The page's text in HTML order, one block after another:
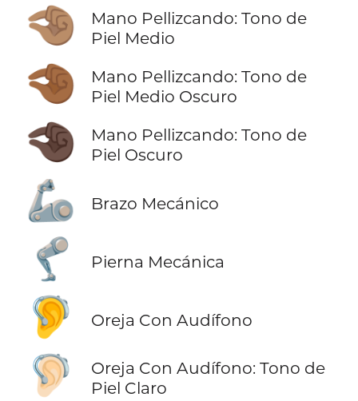
🤏🏽
Mano Pellizcando: Tono de
Piel Medio
🤏🏾
Mano Pellizcando: Tono de
Piel Medio Oscuro
🤏🏿
Mano Pellizcando: Tono de
Piel Oscuro
🦾 Brazo Mecánico
🦿 Pierna Mecánica
🦻 Oreja Con Audífono
🦻🏻
Oreja Con Audífono: Tono de
Piel Claro